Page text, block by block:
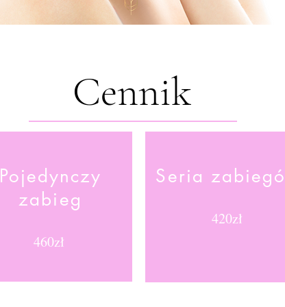
Cennik
Pojedynczy
zabieg
460zł
Seria
420zł